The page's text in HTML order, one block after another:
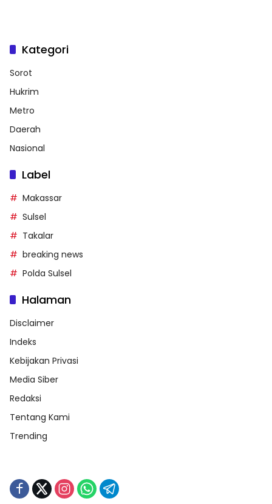
Kategori
Sorot
Hukrim
Metro
Daerah
Nasional
Label
Makassar
Sulsel
Takalar
breaking news
Polda Sulsel
Halaman
Disclaimer
Indeks
Kebijakan Privasi
Media Siber
Redaksi
Tentang Kami
Trending